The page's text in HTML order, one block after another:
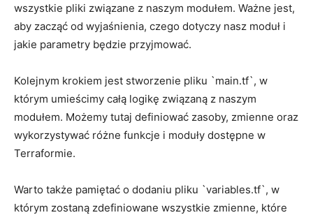
wszystkie pliki związane z naszym modułem. Ważne jest,
aby⁣ zacząć od wyjaśnienia,⁣ czego‌ dotyczy nasz moduł i
jakie⁤ parametry będzie przyjmować.
Kolejnym krokiem jest⁤ stworzenie pliku‌ `main.tf`, w
którym umieścimy całą​ logikę związaną⁣ z naszym
modułem. Możemy⁤ tutaj definiować zasoby, zmienne⁢ oraz
‍wykorzystywać ⁢różne funkcje i moduły dostępne w
Terraformie.
Warto także⁣ pamiętać​ o⁢ dodaniu pliku `variables.tf`, ⁤w
którym ​zostaną zdefiniowane ​wszystkie zmienne, które